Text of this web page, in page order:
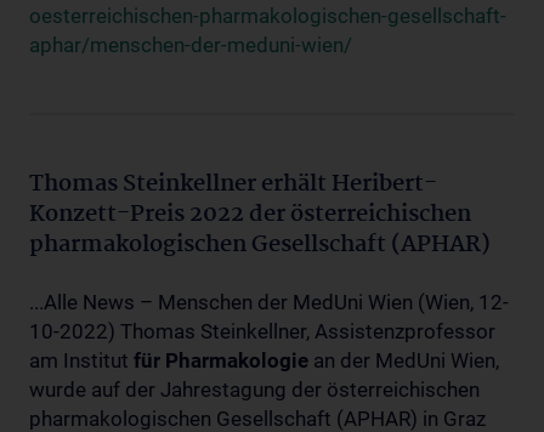
oesterreichischen-pharmakologischen-gesellschaft-
aphar/menschen-der-meduni-wien/
Thomas Steinkellner erhält Heribert-
Konzett-Preis 2022 der österreichischen
pharmakologischen Gesellschaft (APHAR)
...Alle News – Menschen der MedUni Wien (Wien, 12-
10-2022) Thomas Steinkellner, Assistenzprofessor
am Institut für Pharmakologie an der MedUni Wien,
wurde auf der Jahrestagung der österreichischen
pharmakologischen Gesellschaft (APHAR) in Graz